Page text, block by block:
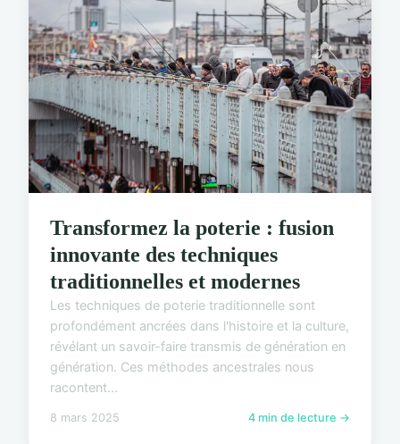
Transformez la poterie : fusion
innovante des techniques
traditionnelles et modernes
Les techniques de poterie traditionnelle sont
profondément ancrées dans l'histoire et la culture,
révélant un savoir-faire transmis de génération en
génération. Ces méthodes ancestrales nous
racontent...
8 mars 2025 4 min de lecture →